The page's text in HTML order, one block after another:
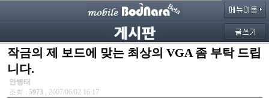
작금의 제 보드에 맞는 최상의 VGA 좀 부탁 드립
니다.
안병태
조회 : 5973 , 2007/06/02 16:17